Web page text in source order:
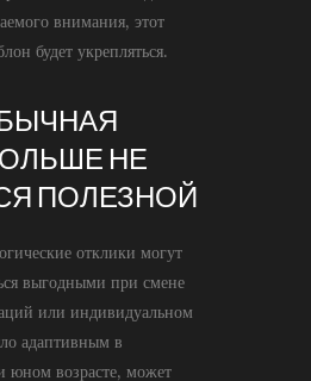
внимания, этот
будет укрепляться.
НЕ
ПОЛЕЗНОЙ
отклики могут
выгодными при смене
или индивидуальном
адаптивным в
юном возрасте, может